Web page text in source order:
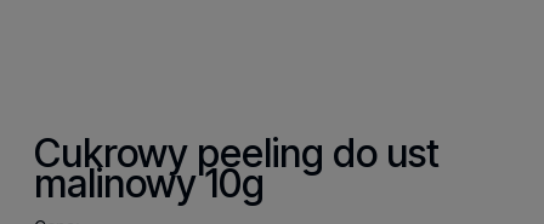
Cukrowy peeling do ust
malinowy 10g